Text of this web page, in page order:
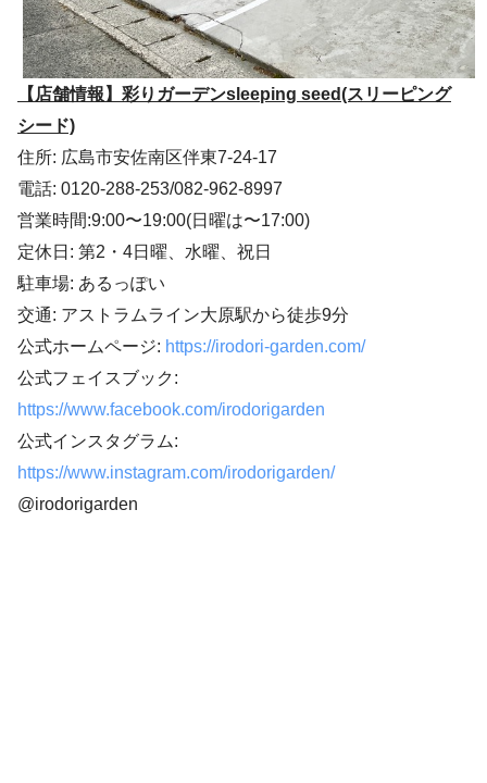
【店舗情報】彩りガーデンsleeping seed(スリーピング
シード)
住所: 広島市安佐南区伴東7-24-17
電話: 0120-288-253/082-962-8997
営業時間:9:00〜19:00(日曜は〜17:00)
定休日: 第2・4日曜、水曜、祝日
駐車場: あるっぽい
交通: アストラムライン大原駅から徒歩9分
公式ホームページ: https://irodori-garden.com/
公式フェイスブック:
https://www.facebook.com/irodorigarden
公式インスタグラム:
https://www.instagram.com/irodorigarden/
@irodorigarden